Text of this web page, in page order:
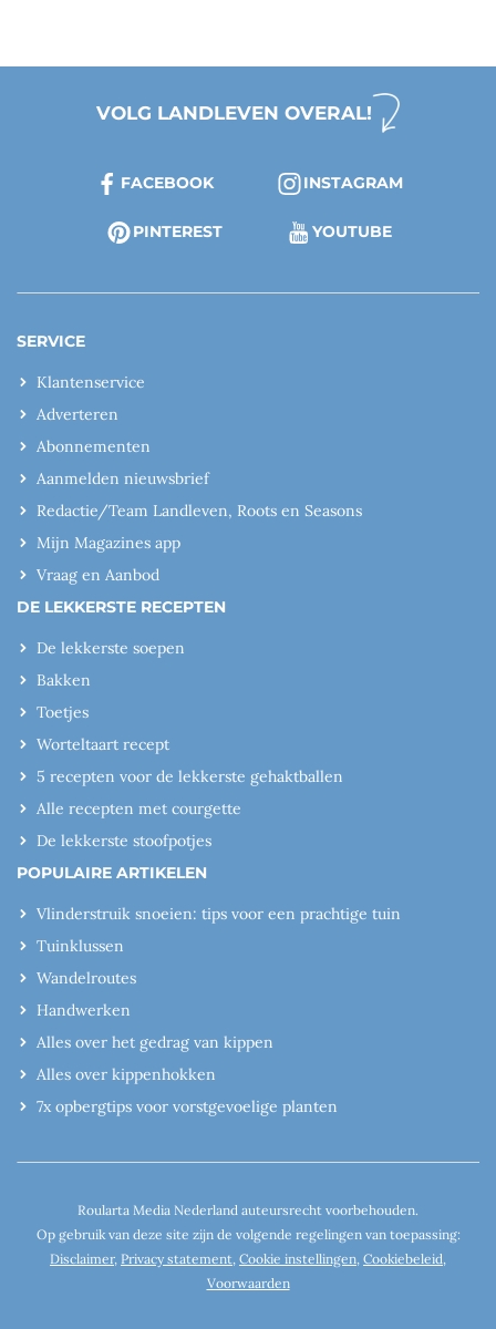
VOLG LANDLEVEN OVERAL!
FACEBOOK INSTAGRAM
PINTEREST YOUTUBE
SERVICE
Klantenservice
Adverteren
Abonnementen
Aanmelden nieuwsbrief
Redactie/Team Landleven, Roots en Seasons
Mijn Magazines app
Vraag en Aanbod
DE LEKKERSTE RECEPTEN
De lekkerste soepen
Bakken
Toetjes
Worteltaart recept
5 recepten voor de lekkerste gehaktballen
Alle recepten met courgette
De lekkerste stoofpotjes
POPULAIRE ARTIKELEN
Vlinderstruik snoeien: tips voor een prachtige tuin
Tuinklussen
Wandelroutes
Handwerken
Alles over het gedrag van kippen
Alles over kippenhokken
7x opbergtips voor vorstgevoelige planten
Roularta Media Nederland auteursrecht voorbehouden.
Op gebruik van deze site zijn de volgende regelingen van toepassing:
Disclaimer, Privacy statement, Cookie instellingen, Cookiebeleid,
Voorwaarden